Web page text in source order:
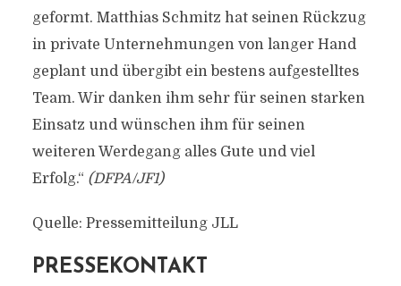
geformt. Matthias Schmitz hat seinen Rückzug
in private Unternehmungen von langer Hand
geplant und übergibt ein bestens aufgestelltes
Team. Wir danken ihm sehr für seinen starken
Einsatz und wünschen ihm für seinen
weiteren Werdegang alles Gute und viel
Erfolg.“ (DFPA/JF1)
Quelle: Pressemitteilung JLL
PRESSEKONTAKT